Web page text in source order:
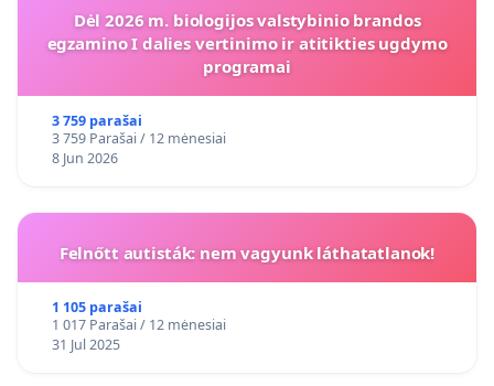
Dėl 2026 m. biologijos valstybinio brandos
egzamino I dalies vertinimo ir atitikties ugdymo
programai
3 759 parašai
3 759 Parašai / 12 mėnesiai
8 Jun 2026
Felnőtt autisták: nem vagyunk láthatatlanok!
1 105 parašai
1 017 Parašai / 12 mėnesiai
31 Jul 2025